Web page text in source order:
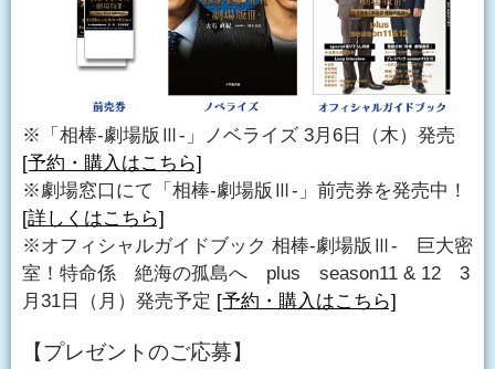
※「相棒-劇場版Ⅲ-」ノベライズ 3月6日（木）発売
[予約・購入はこちら]
※劇場窓口にて「相棒-劇場版Ⅲ-」前売券を発売中！
[詳しくはこちら]
※オフィシャルガイドブック 相棒-劇場版Ⅲ- 巨大密
室！特命係 絶海の孤島へ plus season11 & 12 3
月31日（月）発売予定 [予約・購入はこちら]
【プレゼントのご応募】